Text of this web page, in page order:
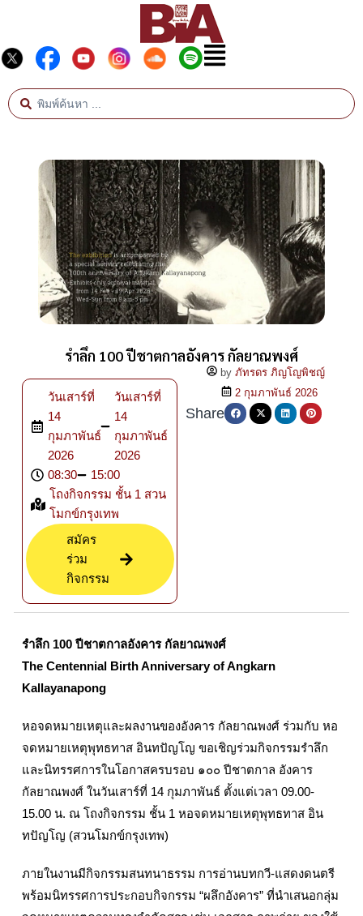
รำลึก 100 ปีชาตกาลอังคาร กัลยาณพงศ์
วันเสาร์ที่
14
กุมภาพันธ์
2026
วันเสาร์ที่
14
กุมภาพันธ์
2026
08:30
15:00
โถงกิจกรรม ชั้น 1 สวน
โมกข์กรุงเทพ
สมัคร
ร่วม
กิจกรรม
by ภัทรดร ภิญโญพิชญ์
2 กุมภาพันธ์ 2026
Share
รำลึก 100 ปีชาตกาลอังคาร กัลยาณพงศ์
The Centennial Birth Anniversary of Angkarn
Kallayanapong
หอจดหมายเหตุและผลงานของอังคาร กัลยาณพงศ์ ร่วมกับ หอ
จดหมายเหตุพุทธทาส อินทปัญโญ ขอเชิญร่วมกิจกรรมรำลึก
และนิทรรศการในโอกาสครบรอบ ๑๐๐ ปีชาตกาล อังคาร
กัลยาณพงศ์ ในวันเสาร์ที่ 14 กุมภาพันธ์ ตั้งแต่เวลา 09.00-
15.00 น. ณ โถงกิจกรรม ชั้น 1 หอจดหมายเหตุพุทธทาส อิน
ทปัญโญ (สวนโมกข์กรุงเทพ)
ภายในงานมีกิจกรรมสนทนาธรรม การอ่านบทกวี-แสดงดนตรี
พร้อมนิทรรศการประกอบกิจกรรม “ผลึกอังคาร” ที่นำเสนอกลุ่ม